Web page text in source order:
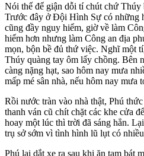
Nói thế để giận dỗi tí chút chứ Thúy
Trước đây ở Đội Hình Sự có những
cũng đầy nguy hiểm, giờ về làm
hiểm hơn nhưng làm Công an địa
mọn, bộn bề đủ thứ việc. Nghĩ một
Thúy quàng tay ôm lấy chồng. Bên
càng nặng hạt, sao hôm nay mưa
mấp mé sân nhà, nếu hôm nay mưa
Rồi nước tràn vào nhà thật, Phú
thanh ván cũ chít chặt các khe cửa
hoay một lúc thì trời đã sáng hẳn.
trụ sở sớm vì tình hình lũ lụt có
Phú lại dắt xe ra sau khi ăn tạm bát